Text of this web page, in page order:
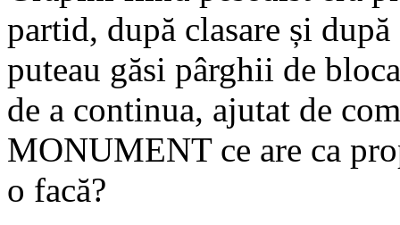
partid, după clasare și
puteau găsi pârghii de
de a continua, ajutat de
MONUMENT ce are ca
o facă?